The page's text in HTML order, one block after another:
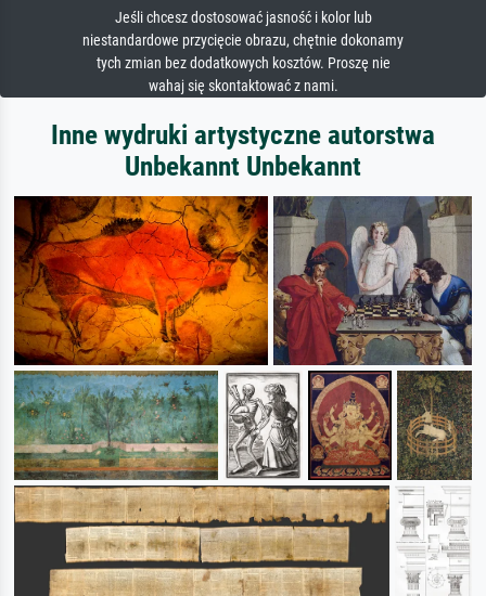
Jeśli chcesz dostosować jasność i kolor lub
niestandardowe przycięcie obrazu, chętnie dokonamy
tych zmian bez dodatkowych kosztów. Proszę nie
wahaj się skontaktować z nami.
Inne wydruki artystyczne autorstwa
Unbekannt Unbekannt